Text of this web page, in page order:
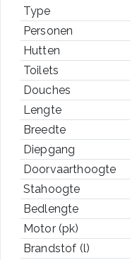
Type
Personen
Hutten
Toilets
Douches
Lengte
Breedte
Diepgang
Doorvaarthoogte
Stahoogte
Bedlengte
Motor (pk)
Brandstof (l)